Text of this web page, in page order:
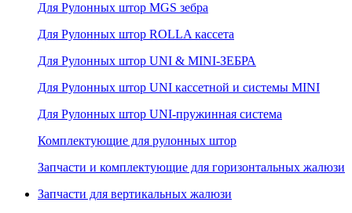
Для Рулонных штор MGS зебра
Для Рулонных штор ROLLA кассета
Для Рулонных штор UNI & MINI-ЗЕБРА
Для Рулонных штор UNI кассетной и системы MINI
Для Рулонных штор UNI-пружинная система
Комплектующие для рулонных штор
Запчасти и комплектующие для горизонтальных жалюзи
Запчасти для вертикальных жалюзи